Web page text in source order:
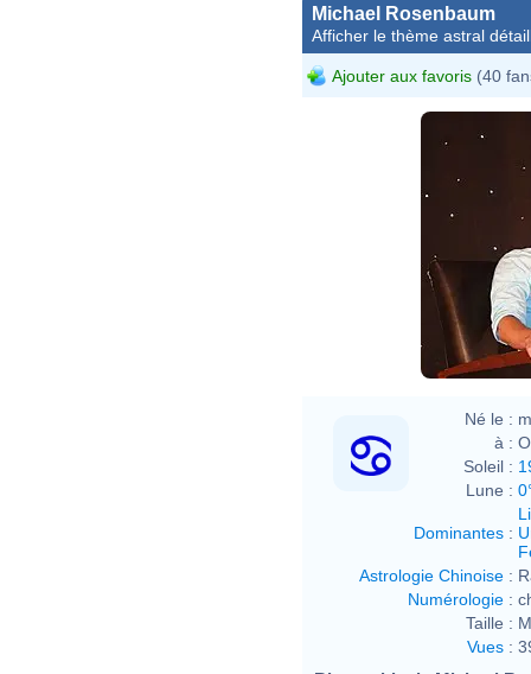
Michael Rosenbaum
Afficher le thème astral
Ajouter aux favoris (40
Né le :
à :
Soleil :
Lune :
Dominantes :
Astrologie Chinoise :
Numérologie :
Taille :
Vues :